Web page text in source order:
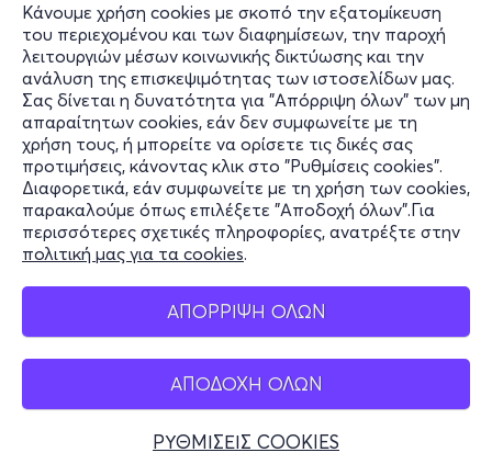
Κάνουμε χρήση cookies με σκοπό την εξατομίκευση
του περιεχομένου και των διαφημίσεων, την παροχή
λειτουργιών μέσων κοινωνικής δικτύωσης και την
ανάλυση της επισκεψιμότητας των ιστοσελίδων μας.
Σας δίνεται η δυνατότητα για "Απόρριψη όλων" των μη
απαραίτητων cookies, εάν δεν συμφωνείτε με τη
χρήση τους, ή μπορείτε να ορίσετε τις δικές σας
προτιμήσεις, κάνοντας κλικ στο "Ρυθμίσεις cookies".
Διαφορετικά, εάν συμφωνείτε με τη χρήση των cookies,
παρακαλούμε όπως επιλέξετε "Αποδοχή όλων".Για
περισσότερες σχετικές πληροφορίες, ανατρέξτε στην
πολιτική μας για τα cookies.
ΑΠΟΡΡΙΨΗ ΟΛΩΝ
ΑΠΟΔΟΧΗ ΟΛΩΝ
ΡΥΘΜΙΣΕΙΣ COOKIES